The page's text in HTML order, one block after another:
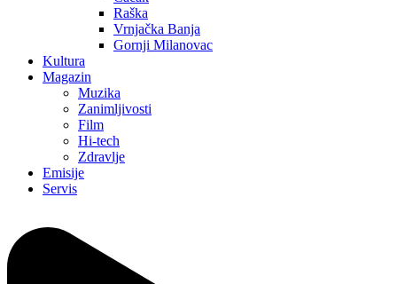
Raška
Vrnjačka Banja
Gornji Milanovac
Kultura
Magazin
Muzika
Zanimljivosti
Film
Hi-tech
Zdravlje
Emisije
Servis